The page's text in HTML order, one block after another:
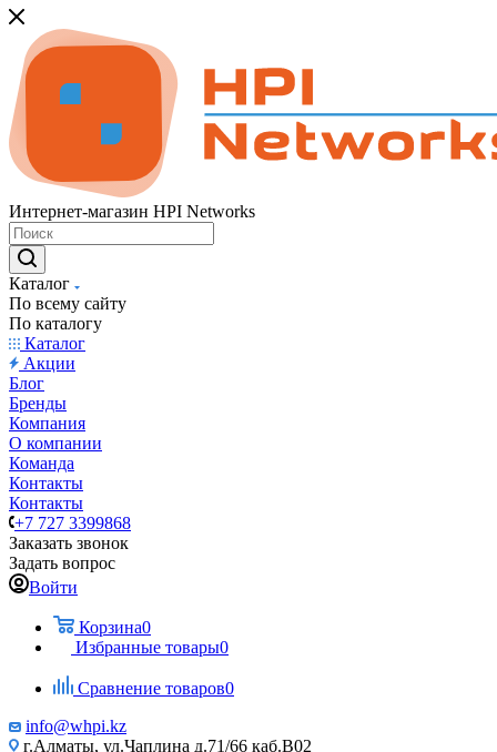
Интернет-магазин HPI Networks
Каталог
По всему сайту
По каталогу
Каталог
Акции
Блог
Бренды
Компания
О компании
Команда
Контакты
Контакты
+7 727 3399868
Заказать звонок
Задать вопрос
Войти
Корзина0
Избранные товары0
Сравнение товаров0
info@whpi.kz
г.Алматы, ул.Чаплина д.71/66 каб.B02